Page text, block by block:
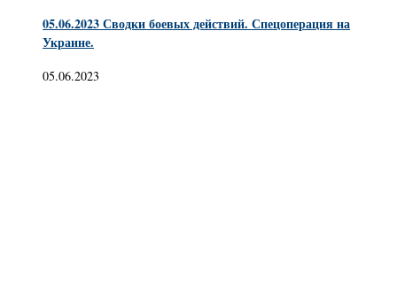
05.06.2023 Сводки боевых действий. Спецоперация на
Украине.
05.06.2023